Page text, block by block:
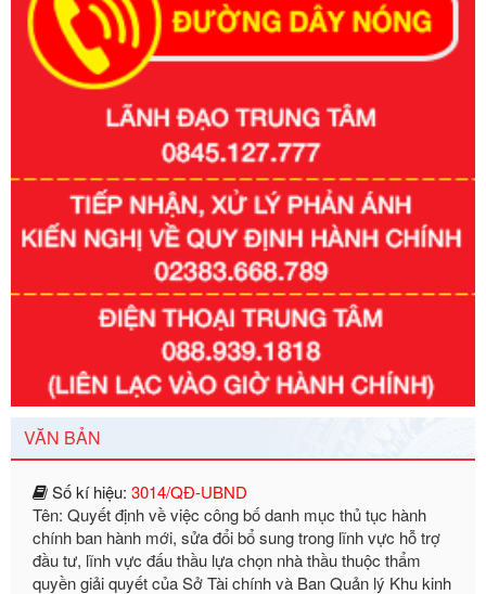
VĂN BẢN
351/2025/NĐ-CP
Tên: Nghị định số 351/2025/NĐ-CP của Chính phủ: Quy
định chuẩn nghèo đa chiều quốc gia giai đoạn 2026 - 2030
Ngày ban hành: 29/12/2026
Số kí hiệu:
chính ban hành mới, sửa đổi bổ sung trong lĩnh vực hỗ trợ
đầu tư, lĩnh vực đấu thầu lựa chọn nhà thầu thuộc thẩm
quyền giải quyết của Sở Tài chính và Ban Quản lý Khu kinh
tế Đông Nam Nghệ An
Ngày ban hành: 23/09/2026